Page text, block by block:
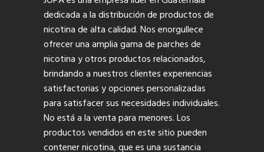
dedicada a la distribución de productos de
nicotina de alta calidad. Nos enorgullece
ofrecer una amplia gama de parches de
nicotina y otros productos relacionados,
brindando a nuestros clientes experiencias
satisfactorias y opciones personalizadas
para satisfacer sus necesidades individuales.
No está a la venta para menores. Los
productos vendidos en este sitio pueden
contener nicotina, que es una sustancia